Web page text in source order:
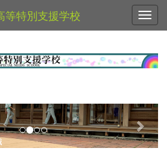
等特別支援学校
n
e
x